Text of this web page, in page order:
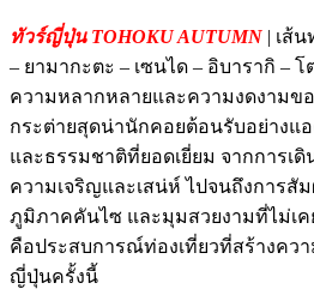
ทัวร์ญี่ปุ่น TOHOKU AUTUMN | เส้
– ยามากะตะ – เซนได – อิบารากิ –
ความหลากหลายและความงดงามข
กระต่ายสุดน่านักคอยต้อนรับอย่างแ
และธรรมชาติที่ยอดเยี่ยม จากการเ
ความเจริญและเสน่ห์ ไปจนถึงการสั
ภูมิภาคคันไซ และมุมสวยงามที่ไม่เ
คือประสบการณ์ท่องเที่ยวที่สร้างคว
ญี่ปุ่นครั้งนี้